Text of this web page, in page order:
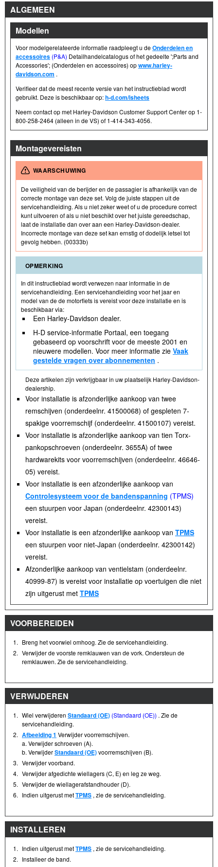
ALGEMEEN
Modellen
Voor modelgerelateerde informatie raadpleegt u deOnderdelen en
accessoires (P&A) Detailhandelcatalogus of het gedeelte ';Parts and
Accessories'; (Onderdelen en accessoires) opwww.harley-
davidson.com .
Verifieer dat de meest recente versie van het instructieblad wordt
gebruikt. Deze is beschikbaar op:h-d.com/isheets
Neem contact op met Harley-Davidson Customer Support Center op 1-
800-258-2464 (alleen in de VS) of 1-414-343-4056.
Montagevereisten
WAARSCHUWING
De veiligheid van de berijder en de passagier is afhankelijk van de
correcte montage van deze set. Volg de juiste stappen uit de
servicehandleiding. Als u niet zeker weet of u de procedure correct
kunt uitvoeren of als u niet beschikt over het juiste gereedschap,
laat de installatie dan over aan een Harley-Davidson-dealer.
Incorrecte montage van deze set kan ernstig of dodelijk letsel tot
gevolg hebben. (00333b)
OPMERKING
In dit instructieblad wordt verwezen naar informatie in de
servicehandleiding. Een servicehandleiding voor het jaar en
model van de de motorfiets is vereist voor deze installatie en is
beschikbaar via:
Een Harley-Davidson dealer.
H-D service-informatie Portaal, een toegang
gebaseerd op voorschrift voor de meeste 2001 en
nieuwere modellen. Voor meer informatie zie Vaak
gestelde vragen over abonnementen .
Deze artikelen zijn verkrijgbaar in uw plaatselijk Harley-Davidson-
dealership.
Voor installatie is afzonderlijke aankoop van twee
remschijven (onderdeelnr. 41500068) of gespleten 7-
spakige voorremschijf (onderdeelnr. 41500107) vereist.
Voor installatie is afzonderlijke aankoop van tien Torx-
pankopschroeven (onderdeelnr. 3655A) of twee
hardwarekits voor voorremschijven (onderdeelnr. 46646-
05) vereist.
Voor installatie is een afzonderlijke aankoop van
Controlesysteem voor de bandenspanning (TPMS)
een stuurpen voor Japan (onderdeelnr. 42300143)
vereist.
Voor installatie is een afzonderlijke aankoop van TPMS
een stuurpen voor niet-Japan (onderdeelnr. 42300142)
vereist.
Afzonderlijke aankoop van ventielstam (onderdeelnr.
40999-87) is vereist voor installatie op voertuigen die niet
zijn uitgerust met TPMS
VOORBEREIDEN
1. Breng het voorwiel omhoog. Zie de servicehandleiding.
2. Verwijder de voorste remklauwen van de vork. Ondersteun de
remklauwen. Zie de servicehandleiding.
VERWIJDEREN
1. Wiel verwijderen Standaard (OE) (Standaard (OE)) . Zie de
servicehandleiding.
2. Afbeelding 1 Verwijder voorremschijven.
a. Verwijder schroeven (A).
b. VerwijderStandaard (OE)voorremschijven (B).
3. Verwijder voorband.
4. Verwijder afgedichte wiellagers (C, E) en leg ze weg.
5. Verwijder de wiellagerafstandhouder (D).
6. Indien uitgerust metTPMS , zie de servicehandleiding.
INSTALLEREN
1. Indien uitgerust metTPMS , zie de servicehandleiding.
2. Installeer de band.